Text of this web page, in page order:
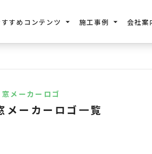
すすめコンテンツ 施工事例 会社案
メーカーロゴ
メーカーロゴ一覧